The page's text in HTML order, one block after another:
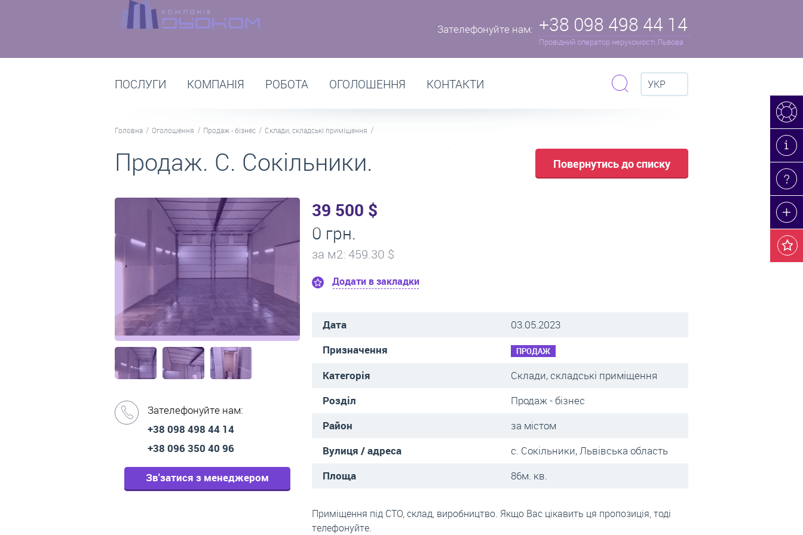
Зателефонуйте нам: +38 098 498 44 14
Провідний оператор нерухомості Львова
ПОСЛУГИ КОМПАНІЯ РОБОТА ОГОЛОШЕННЯ КОНТАКТИ УКР
Головна Оголошення Продаж - бізнес Склади, складські приміщення
Продаж. С. Сокільники. Повернутись до списку
39 500 $
0 грн.
за м2: 459.30 $
Додати в закладки
Дата
03.05.2023
Призначення
ПРОДАЖ
Категорія
Склади, складські приміщення
Розділ
Продаж - бізнес
Район
за містом
Вулиця / адреса
с. Сокільники, Львівська область
Площа
86м. кв.
Приміщення під СТО, склад, виробництво. Якщо Вас цікавить ця пропозиція, тоді
телефонуйте.
Зателефонуйте нам:
+38 098 498 44 14
+38 096 350 40 96
Зв'затися з менеджером